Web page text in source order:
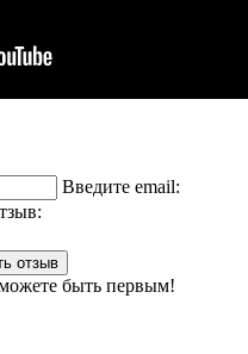
Введите email:
отзыв
быть первым!